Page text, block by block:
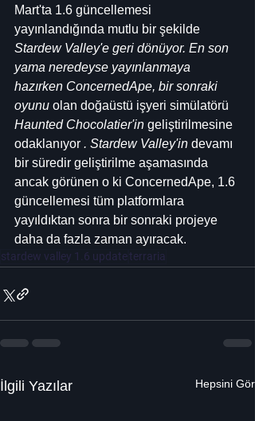
Mart'ta 1.6 güncellemesi
yayınlandığında mutlu bir şekilde
Stardew Valley'e geri dönüyor. En son
yama neredeyse yayınlanmaya
hazırken ConcernedApe, bir sonraki
oyunu olan doğaüstü işyeri simülatörü
Haunted Chocolatier'in geliştirilmesine
odaklanıyor . Stardew Valley'in devamı
bir süredir geliştirilme aşamasında
ancak görünen o ki ConcernedApe, 1.6
güncellemesi tüm platformlara
yayıldıktan sonra bir sonraki projeye
daha da fazla zaman ayıracak.
stardew valley 1.6 updateterraria
İlgili Yazılar Hepsini Gör